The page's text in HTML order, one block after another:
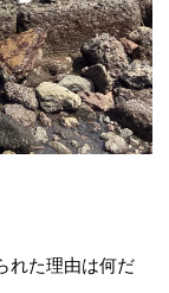
れた理由は何だ